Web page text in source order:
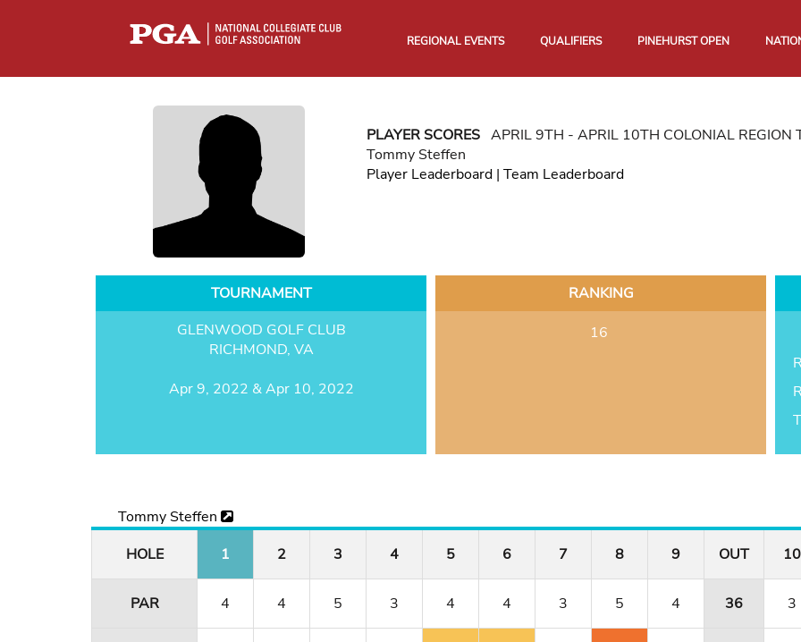
REGIONAL EVENTS QUALIFIERS PINEHURST OPEN
PLAYER SCORESAPRIL 9TH - APRIL 10TH COLONIAL REGION
Tommy Steffen
Player Leaderboard| Team Leaderboard
TOURNAMENT
GLENWOOD GOLF CLUB
RICHMOND, VA
Apr 9, 2022 & Apr 10, 2022
RANKING
16
Tommy Steffen
HOLE
1 2 3 4 5 6 7 8 9 OUT 10
PAR 4 4 5 3 4 4 3 5 4 36 3